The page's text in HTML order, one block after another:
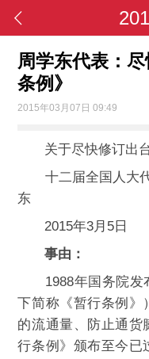
周学东代表：
条例》
2015年03月07日 09:49
关于尽快修订出台
十二届全国人大代
东
2015年3月5日
事由：
1988年国务院发
下简称《暂行条例》
的流通量、防止通货
行条例》颁布至今已